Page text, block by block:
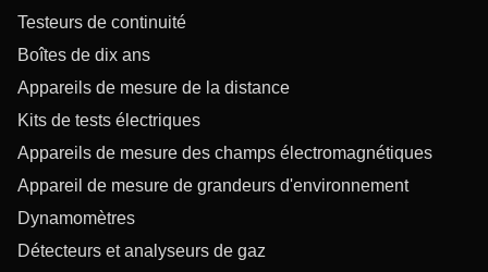
Testeurs de continuité
Boîtes de dix ans
Appareils de mesure de la distance
Kits de tests électriques
Appareils de mesure des champs électromagnétiques
Appareil de mesure de grandeurs d'environnement
Dynamomètres
Détecteurs et analyseurs de gaz